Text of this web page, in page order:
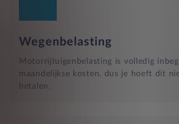
Wegenbelasting
Motorrijtuigenbelasting is volledig
maandelijkse kosten, dus je hoeft dit
betalen.